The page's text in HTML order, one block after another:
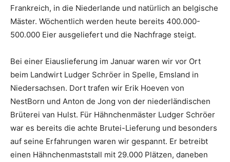
Frankreich, in die Niederlande und natürlich an belgische
Mäster. Wöchentlich werden heute bereits 400.000-
500.000 Eier ausgeliefert und die Nachfrage steigt.
Bei einer Eiauslieferung im Januar waren wir vor Ort
beim Landwirt Ludger Schröer in Spelle, Emsland in
Niedersachsen. Dort trafen wir Erik Hoeven von
NestBorn und Anton de Jong von der niederländischen
Brüterei van Hulst. Für Hähnchenmäster Ludger Schröer
war es bereits die achte Brutei-Lieferung und besonders
auf seine Erfahrungen waren wir gespannt. Er betreibt
einen Hähnchenmaststall mit 29.000 Plätzen, daneben